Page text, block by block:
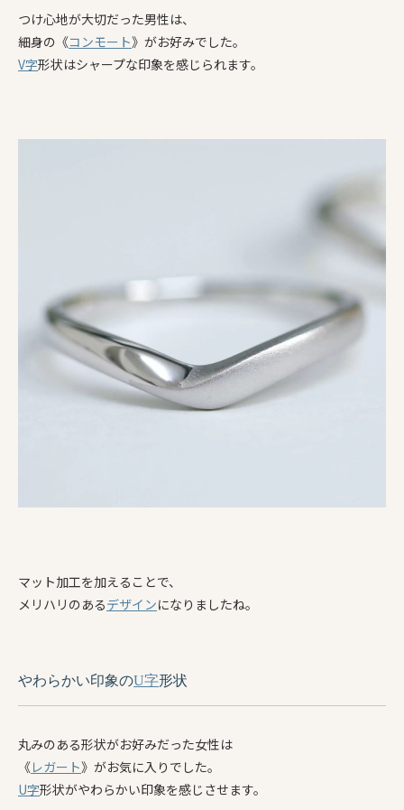
つけ心地が大切だった男性は、
細身の《コンモート》がお好みでした。
V字形状はシャープな印象を感じられます。
マット加工を加えることで、
メリハリのあるデザインになりましたね。
やわらかい印象のU字形状
丸みのある形状がお好みだった女性は
《レガート》がお気に入りでした。
U字形状がやわらかい印象を感じさせます。